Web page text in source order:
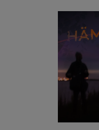
Taiteen edistämiskeskus
Jyrhämänkujan laavu,
45 min Osallistujamäärä
ostaessasi mahdollisista
huomioimaan ne
kävelylle sään